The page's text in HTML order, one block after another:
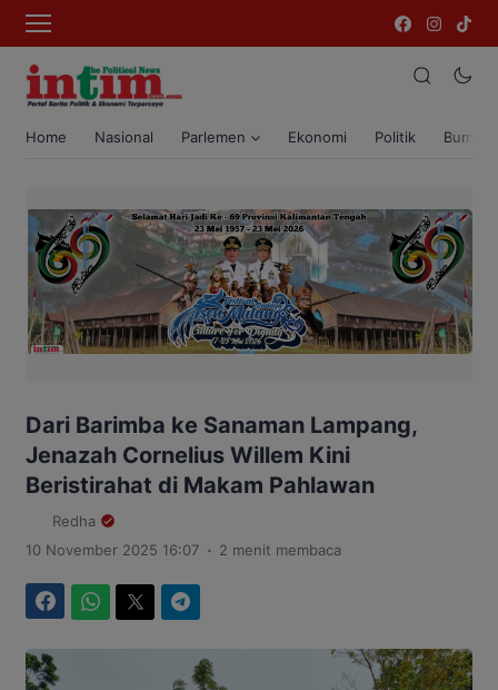
Home Nasional Parlemen Ekonomi Politik Bumi
Dari Barimba ke Sanaman Lampang,
Jenazah Cornelius Willem Kini
Beristirahat di Makam Pahlawan
Redha
10 November 2025 16:07 . 2 menit membaca